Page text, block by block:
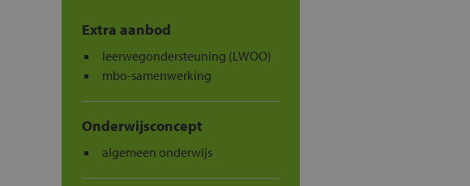
Extra aanbod
leerwegondersteuning (LWOO)
mbo-samenwerking
Onderwijsconcept
algemeen onderwijs